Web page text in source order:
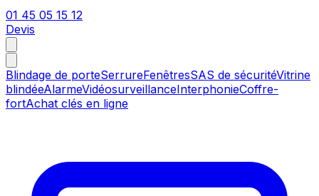
01 45 05 15 12
Devis
Blindage de porteSerrureFenêtresSAS de sécuritéVitrine
blindéeAlarmeVidéosurveillanceInterphonieCoffre-
fortAchat clés en ligne